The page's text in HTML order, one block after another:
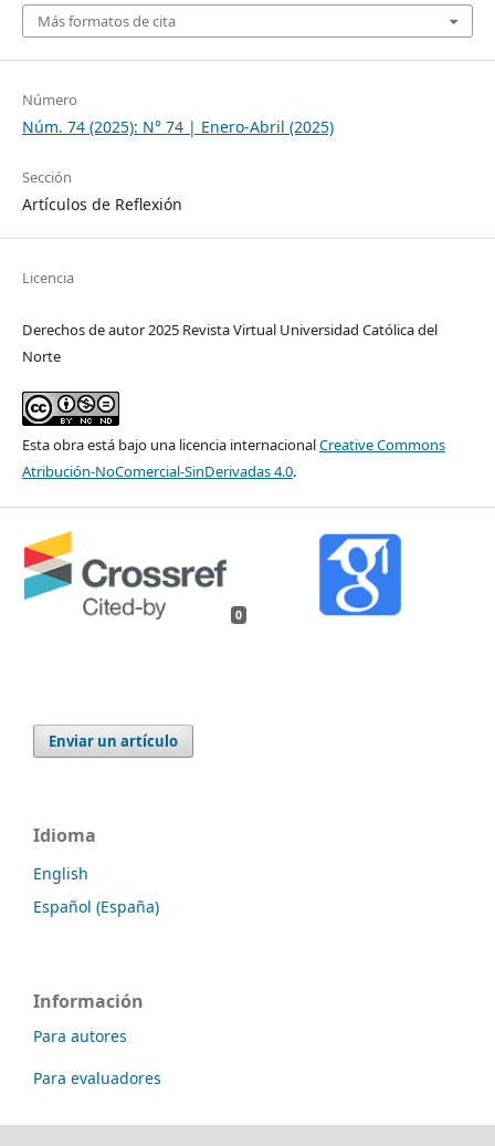
Más formatos de cita
Número
Núm. 74 (2025): N° 74 | Enero-Abril (2025)
Sección
Artículos de Reflexión
Licencia
Derechos de autor 2025 Revista Virtual Universidad Católica del
Norte
Esta obra está bajo una licencia internacionalCreative Commons
Atribución-NoComercial-SinDerivadas 4.0.
0
Enviar un artículo
Idioma
English
Español (España)
Información
Para autores
Para evaluadores